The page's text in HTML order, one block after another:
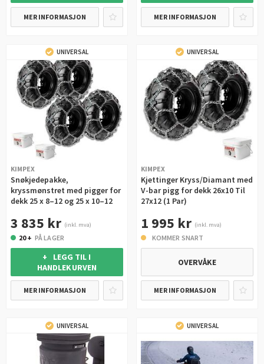
MER INFORMASJON MER INFORMASJON
UNIVERSAL
KIMPEX
Snøkjedepakke,
kryssmønstret med pigger for
dekk 25 x 8–12 og 25 x 10–12
3 835 kr (inkl. mva)
20 + PÅ LAGER
+ LEGG TIL I
HANDLEKURVEN
MER INFORMASJON
UNIVERSAL
KIMPEX
Kjettinger Kryss/Diamant med
V-bar pigg for dekk 26x10 Til
27x12 (1 Par)
1 995 kr (inkl. mva)
KOMMER SNART
OVERVÅKE
MER INFORMASJON
UNIVERSAL UNIVERSAL